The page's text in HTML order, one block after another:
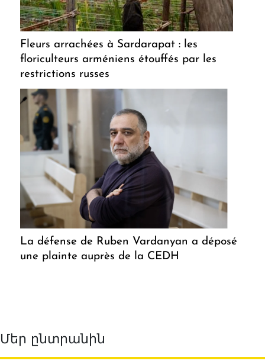
Fleurs arrachées à Sardarapat : les
floriculteurs arméniens étouffés par les
restrictions russes
La défense de Ruben Vardanyan a déposé
une plainte auprès de la CEDH
Մեր ընտրանին